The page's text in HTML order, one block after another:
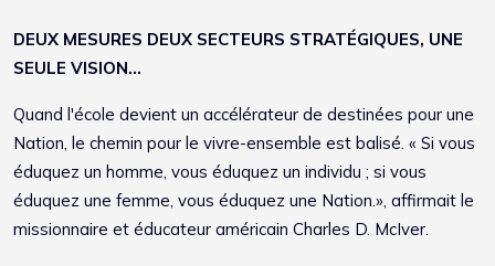
DEUX MESURES DEUX SECTEURS STRATÉGIQUES, UNE
SEULE VISION...
Quand l'école devient un accélérateur de destinées pour une
Nation, le chemin pour le vivre-ensemble est balisé. « Si vous
éduquez un homme, vous éduquez un individu ; si vous
éduquez une femme, vous éduquez une Nation.», affirmait le
missionnaire et éducateur américain Charles D. McIver.